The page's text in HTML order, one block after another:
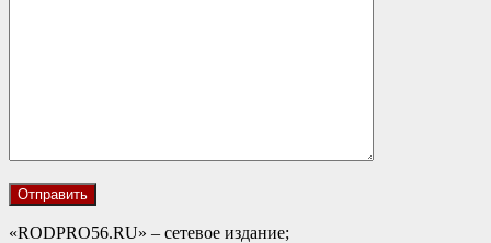
«RODPRO56.RU» – сетевое издание;